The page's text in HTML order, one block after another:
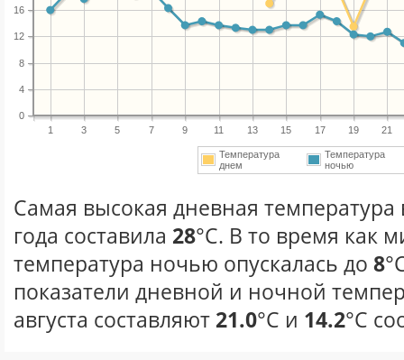
1 3 5 7 9 11 13 15 17 19 21
0
4
8
12
16
Температура
днем
Температура
ночью
Самая высокая дневная температура
года составила 28°С. В то время как
температура ночью опускалась до 8
показатели дневной и ночной
августа составляют 21.0°С и 14.2°С